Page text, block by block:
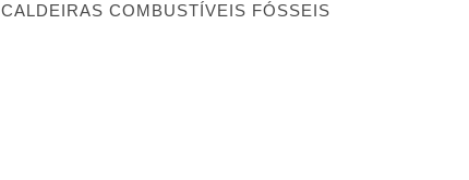
CALDEIRAS COMBUSTÍVEIS FÓSSEIS